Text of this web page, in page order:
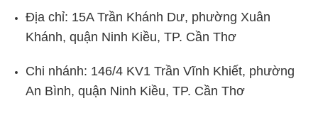
Địa chỉ: 15A Trần Khánh Dư, phường Xuân
Khánh, quận Ninh Kiều, TP. Cần Thơ
Chi nhánh: 146/4 KV1 Trần Vĩnh Khiết, phường
An Bình, quận Ninh Kiều, TP. Cần Thơ